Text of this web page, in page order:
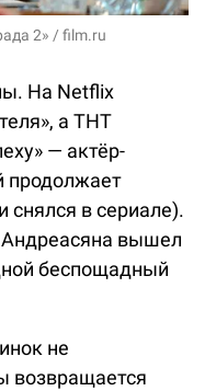
2» / film.ru
На Netflix
а ТНТ
— актёр-
продолжает
снялся в сериале).
вышел
беспощадный
не
возвращается